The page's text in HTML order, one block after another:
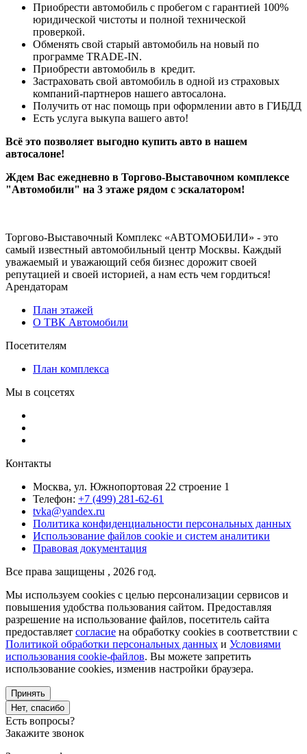
Приобрести автомобиль с пробегом с гарантией 100%
юридической чистоты и полной технической
проверкой.
Обменять свой старый автомобиль на новый по
программе TRADE-IN.
Приобрести автомобиль в кредит.
Застраховать свой автомобиль в одной из страховых
компаний-партнеров нашего автосалона.
Получить от нас помощь при оформлении авто в ГИБДД
Есть услуга выкупа вашего авто!
Всё это позволяет выгодно купить авто в нашем
автосалоне!
Ждем Вас ежедневно в Торгово-Выставочном комплексе
"Автомобили" на 3 этаже рядом с эскалатором!
Торгово-Выставочный Комплекс «АВТОМОБИЛИ» - это
самый известный автомобильный центр Москвы. Каждый
уважаемый и уважающий себя бизнес дорожит своей
репутацией и своей историей, а нам есть чем гордиться!
Арендаторам
План этажей
О ТВК Автомобили
Посетителям
План комплекса
Мы в соцсетях
Контакты
Москва, ул. Южнопортовая 22 строение 1
Телефон: +7 (499) 281-62-61
tvka@yandex.ru
Политика конфиденциальности персональных данных
Использование файлов cookie и систем аналитики
Правовая документация
Все права защищены , 2026 год.
Мы используем cookies с целью персонализации сервисов и
повышения удобства пользования сайтом. Предоставляя
разрешение на использование файлов, посетитель сайта
предоставляет согласие на обработку cookies в соответствии с
Политикой обработки персональных данных и Условиями
использования cookie-файлов. Вы можете запретить
использование cookies, изменив настройки браузера.
Принять
Нет, спасибо
Есть вопросы?
Закажите звонок